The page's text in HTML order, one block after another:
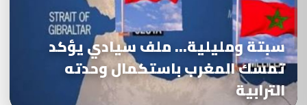
سبتة ومليلية… ملف سيادي يؤكد
تمسك المغرب باستكمال وحدته
الترابية